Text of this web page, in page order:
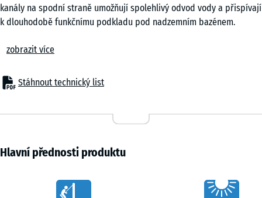
kanály na spodní straně umožňují spolehlivý odvod vody a přispívají
k dlouhodobě funkčnímu podkladu pod nadzemním bazénem.
Zámkový systém pevně propojuje jednotlivé dlaždice bez nutnosti
zatížení vodou a pohybem osob. Podložku lze rychle sestavit i
rozebrat, což usnadňuje manipulaci při instalaci i případném
Podložku lze instalovat na trvale únosný podklad. Nevhodné jsou
měkké a nestabilní povrchy, jako je tráva, trávník nebo kyprá půda.
zámková dlažba. Pro vyšší stabilitu podloží lze využít stabilizační
zobrazit více
Stáhnout technický list
50
50
cm
- 83,00 Kč
Hlavní přednosti produktu
Characteristics